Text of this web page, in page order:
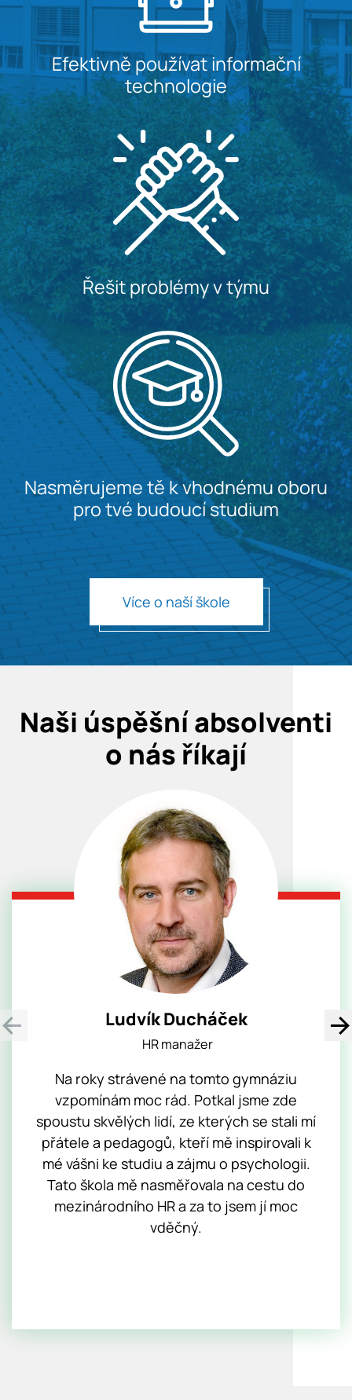
Efektivně používat informační
technologie
Řešit problémy v týmu
Nasměrujeme tě k vhodnému oboru
pro tvé budoucí studium
Více o naší škole
Naši úspěšní absolventi
o nás říkají
Ludvík Ducháček
HR manažer
Na roky strávené na tomto gymnáziu
vzpomínám moc rád. Potkal jsme zde
spoustu skvělých lidí, ze kterých se stali mí
přátele a pedagogů, kteří mě inspirovali k
mé vášni ke studiu a zájmu o psychologii.
Tato škola mě nasměřovala na cestu do
mezinárodního HR a za to jsem jí moc
vděčný.